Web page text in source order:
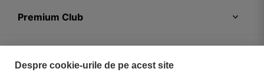
Premium Club
Despre cookie-urile de pe acest site